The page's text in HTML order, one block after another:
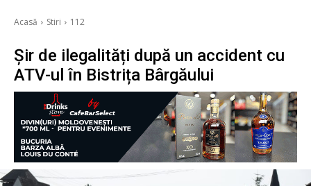
Acasă Stiri 112
Șir de ilegalități după un accident cu
ATV-ul în Bistrița Bârgăului